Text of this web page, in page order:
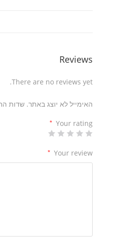
Reviews
There are no reviews yet.
האימייל לא יוצג באתר. שדות
Your rating
*
Your review
*